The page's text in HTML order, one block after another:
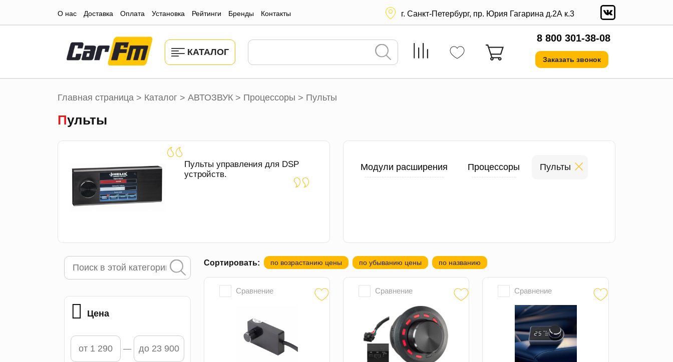
О нас Доставка Оплата Установка Рейтинги Бренды Контакты г. Санкт-Петербург, пр. Юрия Гагарина д.2А к.3
КАТАЛОГ
8 800 301-38-08
Заказать звонок
Главная страница > Каталог > АВТОЗВУК > Процессоры > Пульты
Пульты
Пульты управления для DSP
устройств.
Модули расширения Процессоры Пульты
Цена
Сортировать: по возрастанию цены по убыванию цены по названию
Сравнение Сравнение Сравнение